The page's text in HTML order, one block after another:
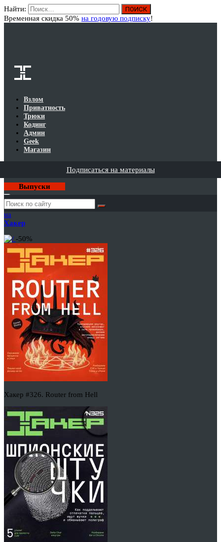
Найти:
Временная скидка 50% на годовую подписку!
Взлом
Приватность
Трюки
Кодинг
Админ
Geek
Магазин
Подписаться на материалы
Выпуски
Годовая
подписка
на
Хакер
-50%
Хакер #326. Router from Hell